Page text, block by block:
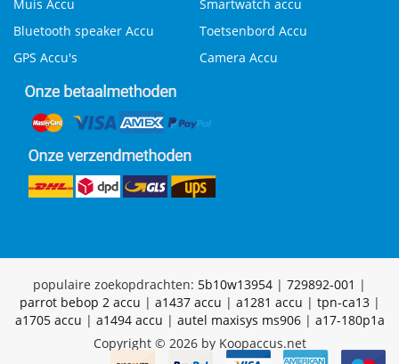
Muis Accu
Smartwatch accu
Bluetooth speaker Accu
Toetsenbord Accu
GPS Accu's
Camera Accu
populaire zoekopdrachten: 5b10w13954 | 729892-001 |
parrot bebop 2 accu | a1437 accu | a1281 accu | tpn-ca13|
a1705 accu | a1494 accu | autel maxisys ms906| a17-180p1a
Copyright © 2026 by Koopaccus.net